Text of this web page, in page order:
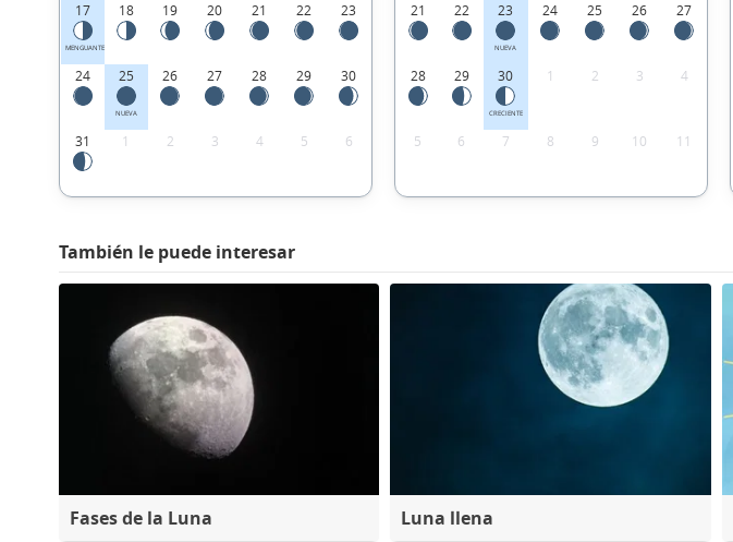
17
MENGUANTE
18 19 20 21 22 23
24 25
NUEVA
26 27 28 29 30
31 1 2 3 4 5 6
21 22 23
NUEVA
24 25 26 27
28 29 30
CRECIENTE
1 2 3 4
5 6 7 8 9 10 11
También le puede interesar
Fases de la Luna Luna llena